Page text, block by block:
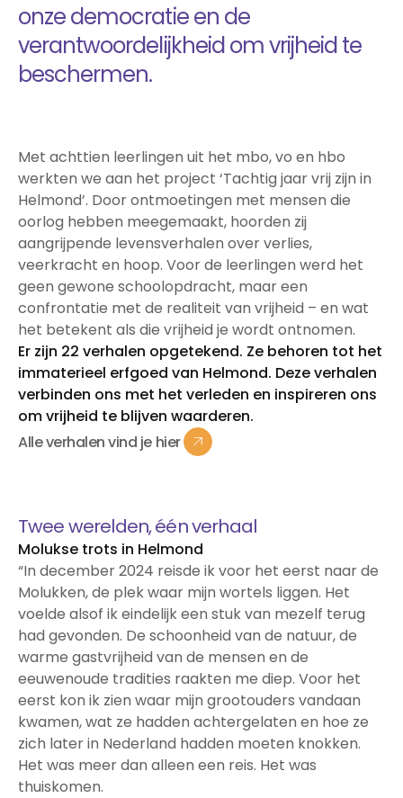
Studentverhalen
Studiekeuze
Studiekeuzetest
Q&A studiekiezers
Interesse­gebieden
Over mbo
Kosten
Passend Onderwijs
Stage
Vakanties
Voor ouders en verzorgers
Voor nieuwe studenten
Inloggen startpunt
Inburgering
Aanmelden
onze democratie en de
verantwoordelijkheid om vrijheid te
beschermen.
Met achttien leerlingen uit het mbo, vo en hbo
werkten we aan het project ‘Tachtig jaar vrij zijn in
Helmond’. Door ontmoetingen met mensen die
oorlog hebben meegemaakt, hoorden zij
aangrijpende levensverhalen over verlies,
veerkracht en hoop. Voor de leerlingen werd het
geen gewone schoolopdracht, maar een
confrontatie met de realiteit van vrijheid – en wat
het betekent als die vrijheid je wordt ontnomen.
Er zijn 22 verhalen opgetekend. Ze behoren tot het
immaterieel erfgoed van Helmond. Deze verhalen
verbinden ons met het verleden en inspireren ons
om vrijheid te blijven waarderen.
Alleverhalenvind je hier
Twee werelden, één verhaal
Molukse trots in Helmond
“In december 2024 reisde ik voor het eerst naar de
Molukken, de plek waar mijn wortels liggen. Het
voelde alsof ik eindelijk een stuk van mezelf terug
had gevonden. De schoonheid van de natuur, de
warme gastvrijheid van de mensen en de
eeuwenoude tradities raakten me diep. Voor het
eerst kon ik zien waar mijn grootouders vandaan
kwamen, wat ze hadden achtergelaten en hoe ze
zich later in Nederland hadden moeten knokken.
Het was meer dan alleen een reis. Het was
thuiskomen.